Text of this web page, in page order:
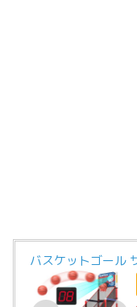
バスケットゴール